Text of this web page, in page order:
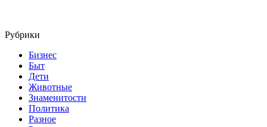
Рубрики
Бизнес
Быт
Дети
Животные
Знаменитости
Политика
Разное